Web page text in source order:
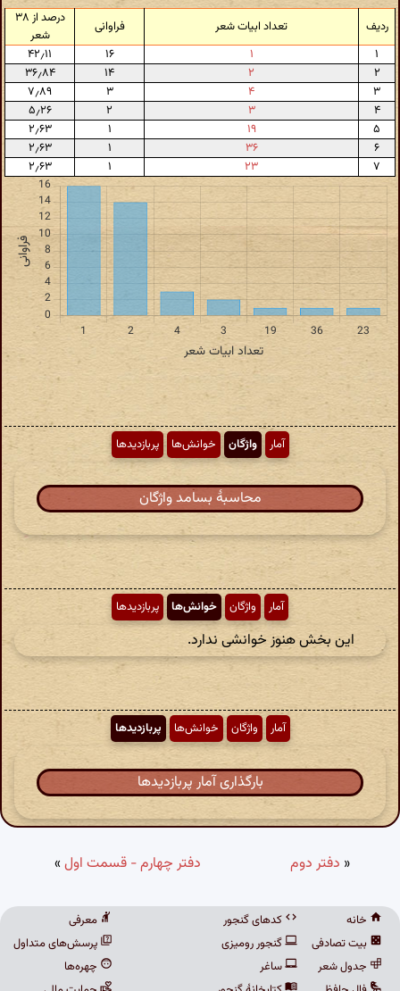
ردیف تعداد ابیات شعر فراوانی
درصد از ۳۸
شعر
۱
۱ ۱۶
۴۲٫۱۱
۲
۲ ۱۴
۳۶٫۸۴
۳
۴ ۳
۷٫۸۹
۴
۳ ۲
۵٫۲۶
۵
۱۹ ۱
۲٫۶۳
۶
۳۶ ۱
۲٫۶۳
۷
۲۳ ۱ ۲٫۶۳
آمار واژگان خوانش‌ها پربازدیدها
محاسبهٔ بسامد واژگان
آمار واژگان خوانش‌ها پربازدیدها
این بخش هنوز خوانشی ندارد.
آمار واژگان خوانش‌ها پربازدیدها
بارگذاری آمار پربازدیدها
دفتر چهارم - قسمت اول » « دفتر دوم
خانه
بیت تصادفی
جدول شعر
کدهای گنجور
گنجور رومیزی
ساغر
معرفی
پرسش‌های متداول
چهره‌ها